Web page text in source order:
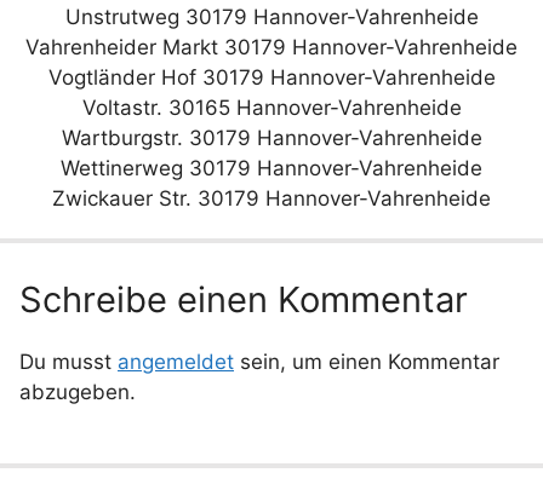
Unstrutweg 30179 Hannover-Vahrenheide
Vahrenheider Markt 30179 Hannover-Vahrenheide
Vogtländer Hof 30179 Hannover-Vahrenheide
Voltastr. 30165 Hannover-Vahrenheide
Wartburgstr. 30179 Hannover-Vahrenheide
Wettinerweg 30179 Hannover-Vahrenheide
Zwickauer Str. 30179 Hannover-Vahrenheide
Schreibe einen Kommentar
Du musst angemeldet sein, um einen Kommentar
abzugeben.